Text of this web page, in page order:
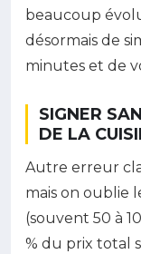
beaucoup
désormais de
minutes et de
SIGNER
DE LA
Autre erreur
mais on oublie
(souvent 50 à
% du prix total